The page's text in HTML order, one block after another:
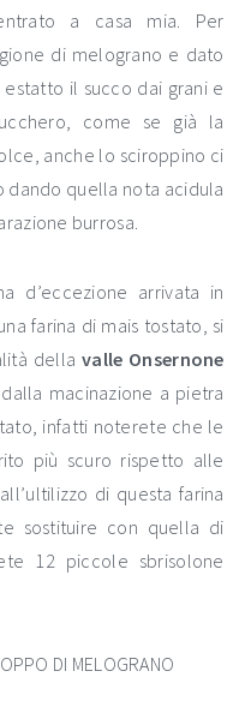
a casa mia. Per
di melograno e dato
il succo dai grani e
come se già la
anche lo sciroppino ci
dando quella nota acidula
burrosa.
d’eccezione arrivata in
farina di mais tostato, si
della valle Onsernone
macinazione a pietra
infatti noterete che le
più scuro rispetto alle
di questa farina
sostituire con quella di
12 piccole sbrisolone
DI MELOGRANO